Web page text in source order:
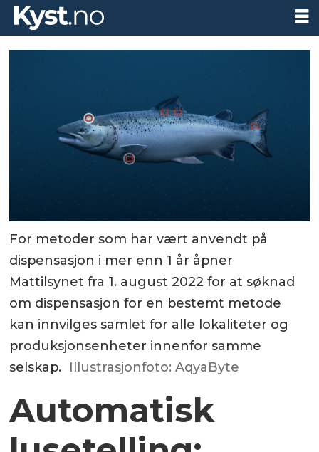
For metoder som har vært anvendt på
dispensasjon i mer enn 1 år åpner
Mattilsynet fra 1. august 2022 for at søknad
om dispensasjon for en bestemt metode
kan innvilges samlet for alle lokaliteter og
produksjonsenheter innenfor samme
selskap. Illustrasjonfoto: AqyaByte
Automatisk